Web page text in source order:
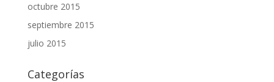
octubre 2015
septiembre 2015
julio 2015
Categorías